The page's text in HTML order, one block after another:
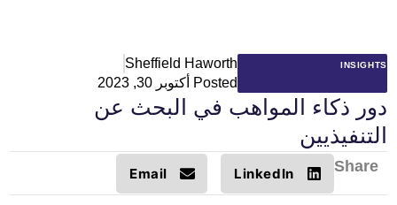
Sheffield Haworth
Posted
أكتوبر 30, 2023
INSIGHTS
دور ذكاء المواهب في البحث عن
التنفيذيين
Share
LinkedIn
Email